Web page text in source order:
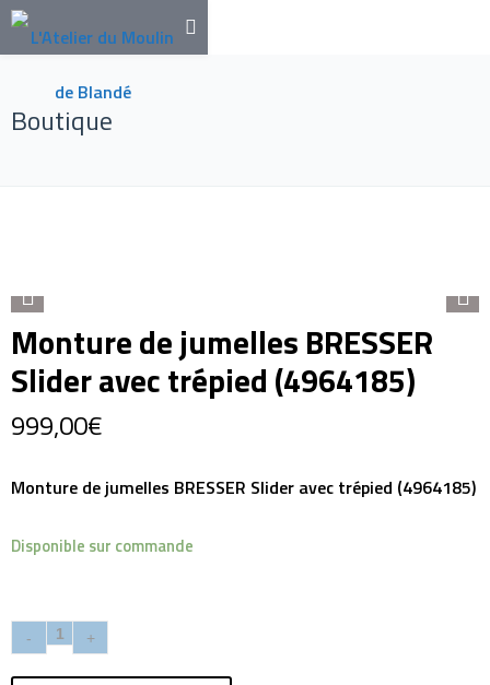
Boutique
Monture de jumelles BRESSER
Slider avec trépied (4964185)
999,00€
Monture de jumelles BRESSER Slider avec trépied (4964185)
Disponible sur commande